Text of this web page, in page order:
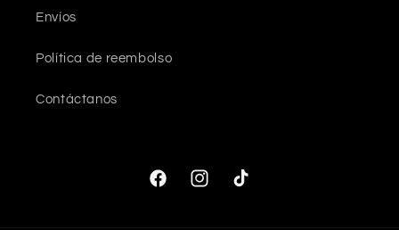
Envíos
Política de reembolso
Contáctanos
FacebookInstagramTikTok